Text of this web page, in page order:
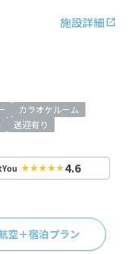
施設詳細
カラオケルーム
送迎有り
4.6
空＋宿泊プラン